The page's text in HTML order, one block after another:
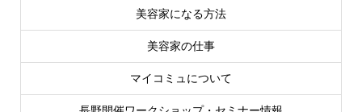
美容家になる方法
美容家の仕事
マイコミュについて